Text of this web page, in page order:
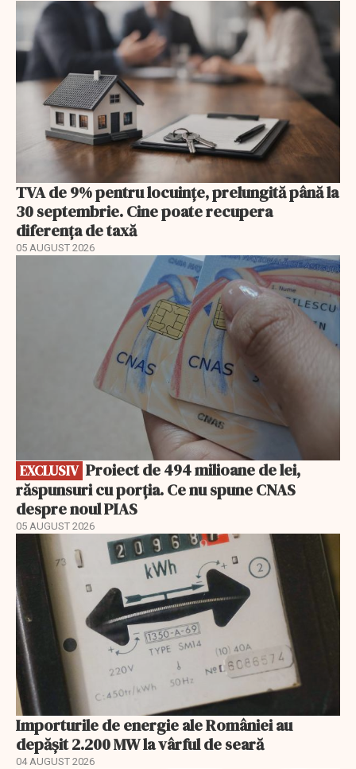
TVA de 9% pentru locuințe, prelungită până la
30 septembrie. Cine poate recupera
diferența de taxă
05 AUGUST 2026
EXCLUSIV
răspunsuri cu porția. Ce nu spune CNAS
despre noul PIAS
05 AUGUST 2026
Importurile de energie ale României au
depășit 2.200 MW la vârful de seară
04 AUGUST 2026